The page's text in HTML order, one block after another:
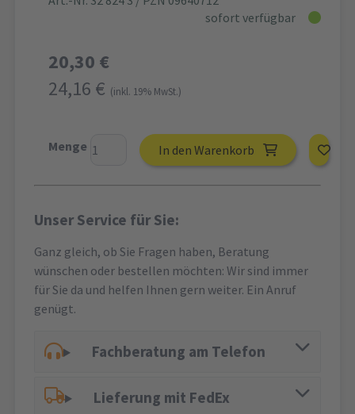
sofort verfügbar
20,30 €
24,16 € (inkl. 19% MwSt.)
Menge In den Warenkorb
Unser Service für Sie:
Ganz gleich, ob Sie Fragen haben, Beratung
wünschen oder bestellen möchten: Wir sind immer
für Sie da und helfen Ihnen gern weiter. Ein Anruf
genügt.
Fachberatung am Telefon
Lieferung mit FedEx